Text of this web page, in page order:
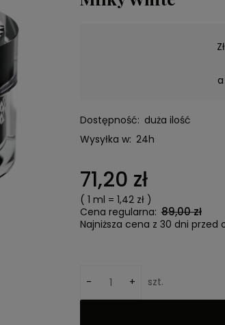
Dostępność: duża ilość
Wysyłka w: 24h
71,20 zł
( 1 ml = 1,42 zł )
Cena regularna: 89,00 zł
Najniższa cena z 30 dni przed
- + szt.